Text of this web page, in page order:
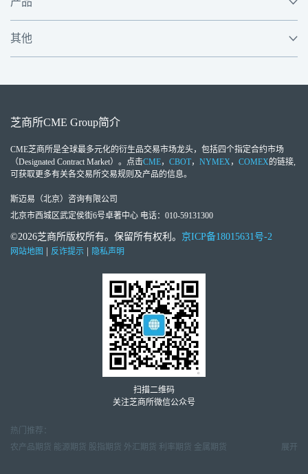
其他
芝商所CME Group简介
CME芝商所是全球最多元化的衍生品交易市场龙头，包括四个指定合约市场
（Designated Contract Market）。点击CME， CBOT， NYMEX， COMEX的链接,
可获取更多有关各交易所交易规则及产品的信息。
斯迈易（北京）咨询有限公司
北京市西城区武定侯街6号卓著中心 电话：010-59131300
©2026芝商所版权所有。保留所有权利。 京ICP备18015631号-2
网站地图 反诈提示 隐私声明
扫描二维码
关注芝商所微信公众号
热门推荐：
农产品期货 能源期货 股指期货 外汇期货 利率期货 金属期货
展开